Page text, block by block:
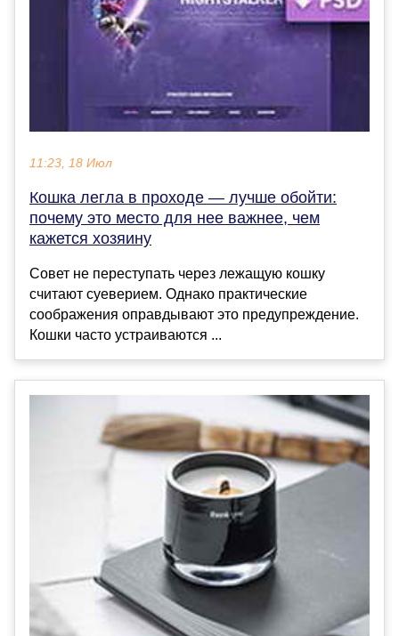
11:23, 18 Июл
Кошка легла в проходе — лучше обойти:
почему это место для нее важнее, чем
кажется хозяину
Совет не переступать через лежащую кошку
считают суеверием. Однако практические
соображения оправдывают это предупреждение.
Кошки часто устраиваются ...